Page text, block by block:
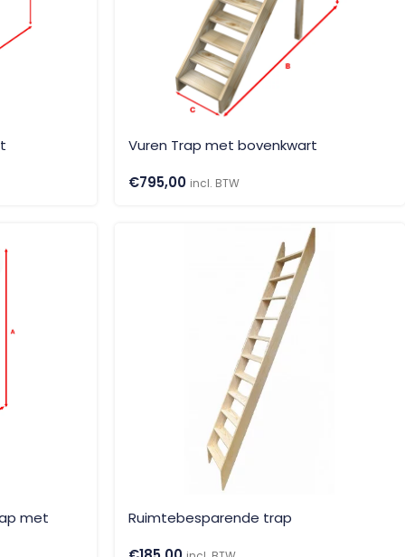
Vuren Trap met bovenkwart
€795,00 incl. BTW
met
Ruimtebesparende trap